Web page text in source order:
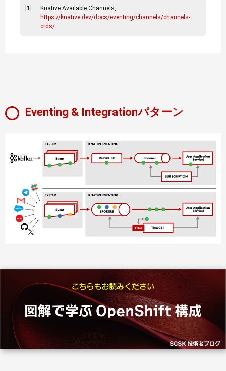
[1]
Knative Available Channels,
https://knative.dev/docs/eventing/channels/channels-
crds/
Eventing & Integrationパターン